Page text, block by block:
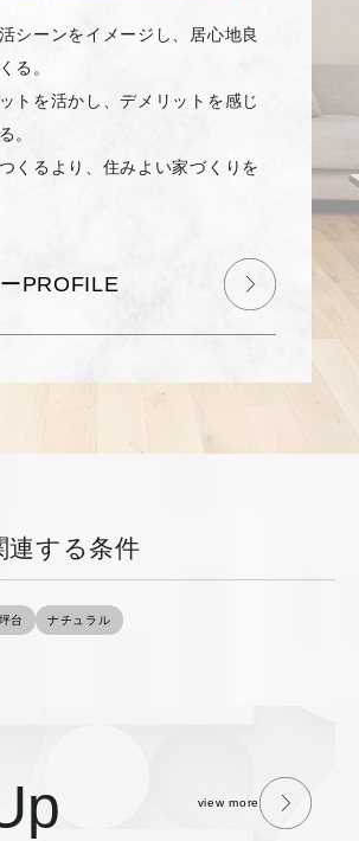
シーンをイメージし、居心地良
る。
トを活かし、デメリットを感じ
。
くるより、住みよい家づくりを
PROFILE
連する条件
台 ナチュラル
view more